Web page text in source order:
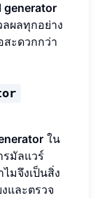
generator
ผลทุกอย่าง
ะดวกกว่า
ใน
มัลแวร์
มจึงเป็นสิ่ง
และตรวจ